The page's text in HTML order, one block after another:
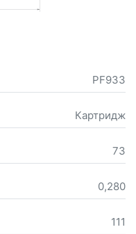
PF933
Картридж
73
0,280
111